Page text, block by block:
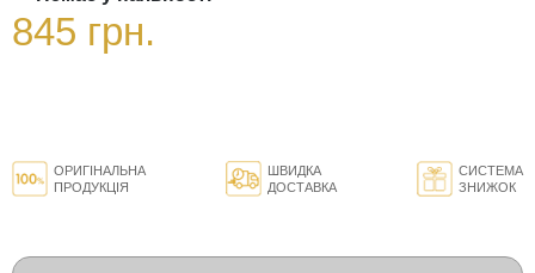
845 грн.
ОРИГІНАЛЬНА
ПРОДУКЦІЯ
ШВИДКА
ДОСТАВКА
СИСТЕМА
ЗНИЖОК